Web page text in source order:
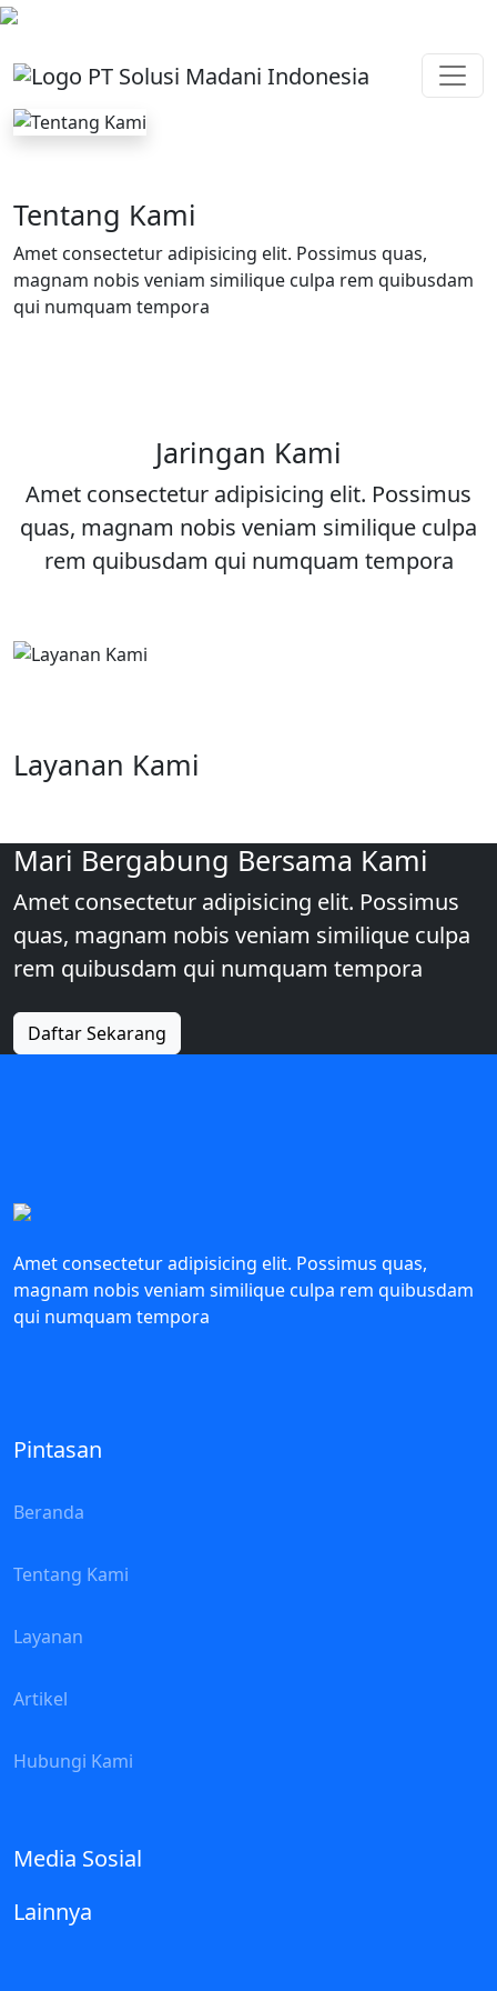
Tentang Kami
Amet consectetur adipisicing elit. Possimus quas,
magnam nobis veniam similique culpa rem quibusdam
qui numquam tempora
Jaringan Kami
Amet consectetur adipisicing elit. Possimus
quas, magnam nobis veniam similique culpa
rem quibusdam qui numquam tempora
Layanan Kami
Mari Bergabung Bersama Kami
Amet consectetur adipisicing elit. Possimus
quas, magnam nobis veniam similique culpa
rem quibusdam qui numquam tempora
Daftar Sekarang
Amet consectetur adipisicing elit. Possimus quas,
magnam nobis veniam similique culpa rem quibusdam
qui numquam tempora
Pintasan
Beranda
Tentang Kami
Layanan
Artikel
Hubungi Kami
Media Sosial
Lainnya